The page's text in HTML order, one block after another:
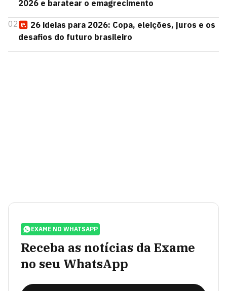
2026 e baratear o emagrecimento
02
26 ideias para 2026: Copa, eleições, juros e os
desafios do futuro brasileiro
EXAME NO WHATSAPP
Receba as notícias da Exame
no seu WhatsApp